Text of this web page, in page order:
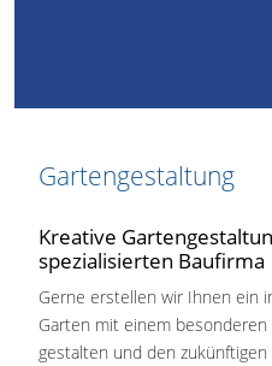
Gartengestaltung
Kreative
spezialisierten Baufirma
Gerne erstellen wir Ihnen ein
Garten mit einem
gestalten und den zukünftigen